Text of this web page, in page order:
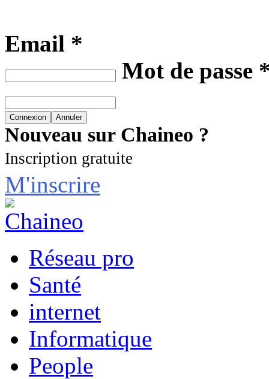
Email *
Mot de passe
Nouveau sur Chaineo ?
Inscription gratuite
M'inscrire
Réseau pro
Santé
internet
Informatique
People